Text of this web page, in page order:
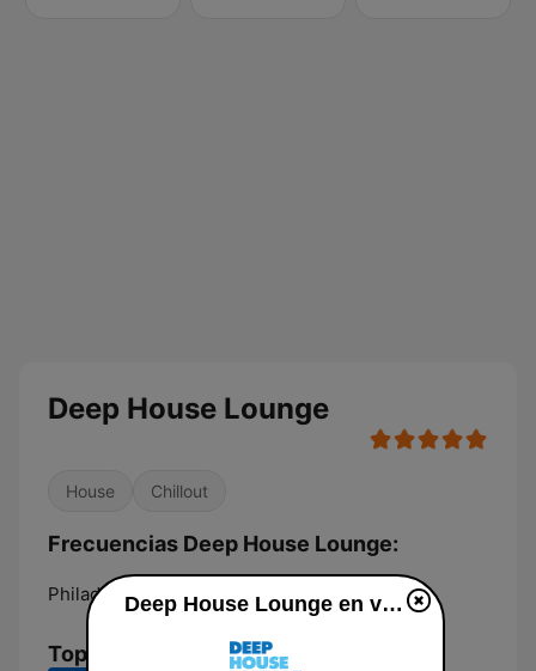
Deep House Lounge
House Chillout
Frecuencias Deep House Lounge:
Philadelphia: Online
Top Canciones
Deep House Lounge en vivo